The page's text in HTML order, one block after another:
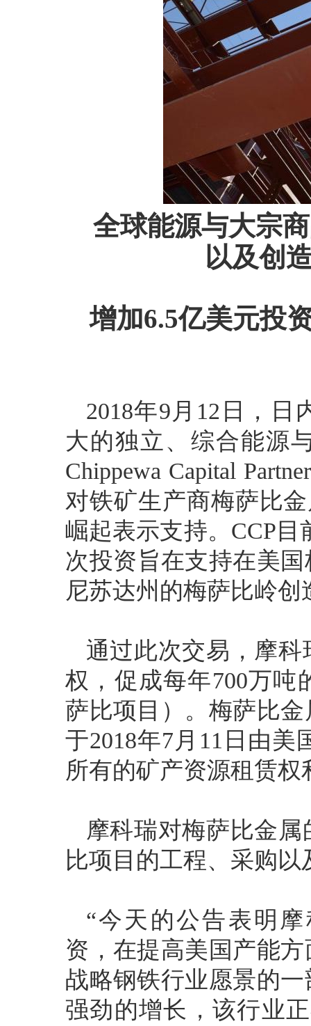
全球能源与大宗
以及创
增加6.5亿美元投
2018年9月12日，
大的独立、综合能源
Chippewa Capital
对铁矿生产商梅萨比
崛起表示支持。CCP目
次投资旨在支持在美
尼苏达州的梅萨比岭
通过此次交易，摩
权，促成每年700万吨
萨比项目）。梅萨比
于2018年7月11日由
所有的矿产资源租赁权
摩科瑞对梅萨比金
比项目的工程、采购以
“今天的公告表明
资，在提高美国产能
战略钢铁行业愿景的
强劲的增长，该行业